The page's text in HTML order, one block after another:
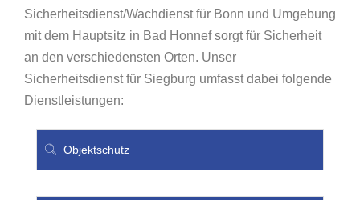
Sicherheitsdienst/Wachdienst für Bonn und Umgebung
mit dem Hauptsitz in Bad Honnef sorgt für Sicherheit
an den verschiedensten Orten. Unser
Sicherheitsdienst für Siegburg umfasst dabei folgende
Dienstleistungen:
Objektschutz